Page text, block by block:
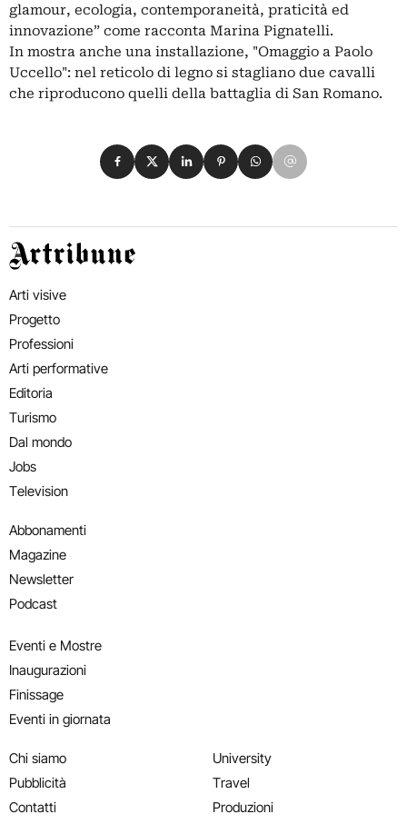
glamour, ecologia, contemporaneità, praticità ed
innovazione” come racconta Marina Pignatelli.
In mostra anche una installazione, "Omaggio a Paolo
Uccello": nel reticolo di legno si stagliano due cavalli
che riproducono quelli della battaglia di San Romano.
Condividi su Facebook
Condividi su X
Condividi su LinkedIn
Condividi su Pinterest
Condividi su WhatsApp
Condividi su Email
Artribune
Arti visive
Progetto
Professioni
Arti performative
Editoria
Turismo
Dal mondo
Jobs
Television
Abbonamenti
Magazine
Newsletter
Podcast
Eventi e Mostre
Inaugurazioni
Finissage
Eventi in giornata
Chi siamo
Pubblicità
Contatti
University
Travel
Produzioni